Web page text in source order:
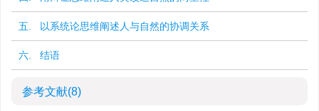
五. 以系统论思维阐述人与自然的协调关系
六. 结语
参考文献(8)